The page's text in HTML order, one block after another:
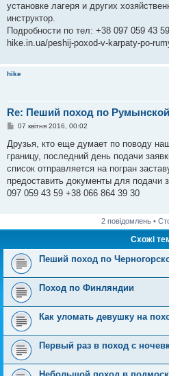
установке лагеря и других
инструктор.
Подробности по тел: +38 097 059 43
hike.in.ua/peshij-poxod-v-karpaty-po-
hike
Re: Пеший поход по Румынской
П
в
д
о
л
е
07 квітня 2016, 00:02
Друзья, кто еще думает по поводу
границу, последний день подачи
список отправляется на погран
предоставить документы для подачи
097 059 43 59 +38 066 864 39 30
2 повідомлень •
Схожі
Пеший поход по
Поход по Финляндии
Как уломать девушку на
Первый раз в поход с